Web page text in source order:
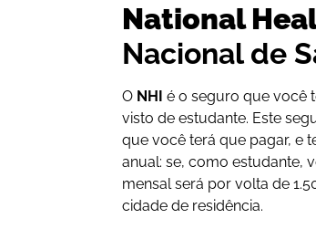
National
Nacional de
O NHI é o seguro que você
visto de estudante. Este
que você terá que pagar, e
anual: se, como estudante,
mensal será por volta de
cidade de residência.